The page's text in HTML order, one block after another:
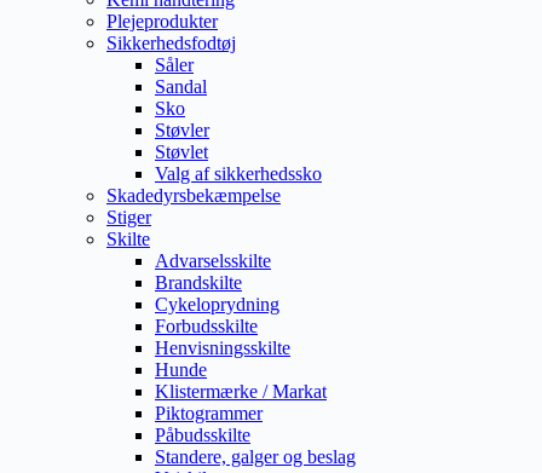
Plejeprodukter
Sikkerhedsfodtøj
Såler
Sandal
Sko
Støvler
Støvlet
Valg af sikkerhedssko
Skadedyrsbekæmpelse
Stiger
Skilte
Advarselsskilte
Brandskilte
Cykeloprydning
Forbudsskilte
Henvisningsskilte
Hunde
Klistermærke / Markat
Piktogrammer
Påbudsskilte
Standere, galger og beslag